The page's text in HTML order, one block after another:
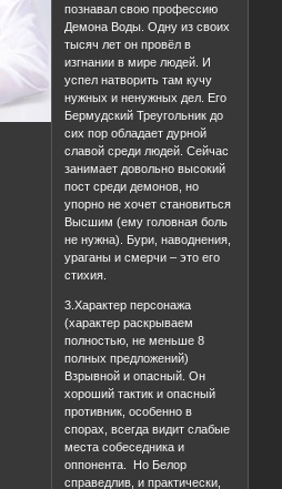
познавал свою профессию
Демона Воды. Одну из своих
тысяч лет он провёл в
изгнании в мире людей. И
успел натворить там кучу
нужных и ненужных дел. Его
Бермудский Треугольник до
сих пор обладает дурной
славой среди людей. Сейчас
занимает довольно высокий
пост среди демонов, но
упорно не хочет становиться
Высшим (ему головная боль
не нужна). Бури, наводнения,
ураганы и смерчи – это его
стихия.
3.Характер персонажа
(характер раскрываем
полностью, не меньше 8
полных предложений)
Взрывной и опасный. Он
хороший тактик и опасный
противник, особенно в
спорах, всегда видит слабые
места собеседника и
оппонента. Но Белор
справедлив, и практически,